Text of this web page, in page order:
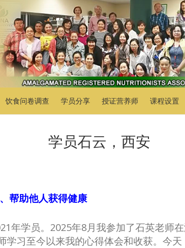
饮食问卷调查 学员分享 授证营养师 课程设置
学员石云，西安
帮助他人获得健康
年学员。2025年8月我参加了石英老师
习至今以来我的心得体会和收获。今